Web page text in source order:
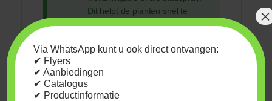
Dit helpt de planten snel te
herstellen van het tekort.
tekorten aan fosfor (P), kalium
B worden gebruikt als bladspray
om de planten te ondersteunen.
Via WhatsApp kunt u ook direct ontvangen:
✔ Flyers
✔ Aanbiedingen
✔ Catalogus
✔ Productinformatie
×